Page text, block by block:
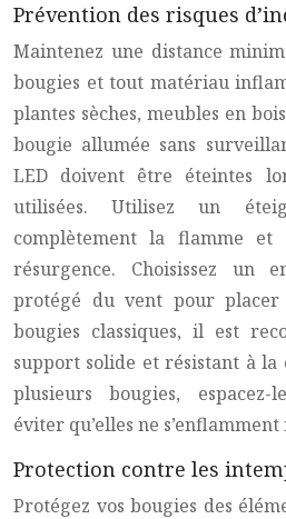
Prévention des risques
Maintenez une distance
bougies et tout matériau
plantes sèches, meubles en
bougie allumée sans
LED doivent être éteintes
utilisées. Utilisez un
complètement la flamme
résurgence. Choisissez un
protégé du vent pour placer
bougies classiques, il est
support solide et résistant à la
plusieurs bougies,
éviter qu’elles ne
Protection contre les
Protégez vos bougies des